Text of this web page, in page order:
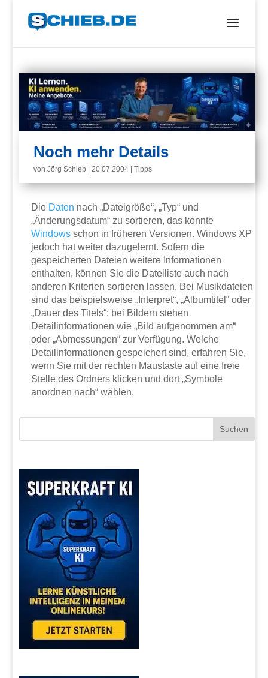
Noch mehr Details
vonJörg Schieb |20.07.2004 |Tipps
Die Daten nach „Dateigröße“, „Typ“ und
„Änderungsdatum“ zu sortieren, das konnte
Windows schon in früheren Versionen. Windows XP
jedoch hat weiter dazugelernt. Sofern die
gespeicherten Dateien weitere Informationen
enthalten, können Sie die Dateiliste auch nach
anderen Kriterien sortieren lassen. Bei Musikdateien
sind das beispielsweise „Interpret“, „Albumtitel“ oder
„Dauer des Titels“; bei Bildern stehen
Detailinformationen wie „Bild aufgenommen am“
oder „Abmessungen“ zur Verfügung. Welche
Detailinformationen gespeichert sind, erfahren Sie,
wenn Sie mit der rechten Maustaste auf eine freie
Stelle des Ordners klicken und dort „Symbole
anordnen nach“ wählen.